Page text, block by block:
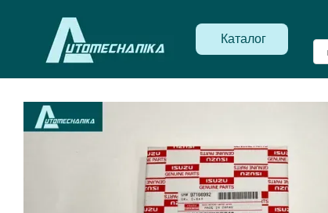
Каталог